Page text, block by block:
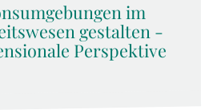
im
gestalten -
Perspektive